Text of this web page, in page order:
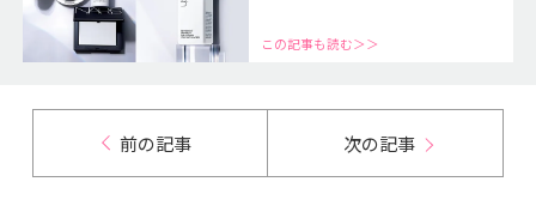
この記事も読む＞＞
前の記事 次の記事